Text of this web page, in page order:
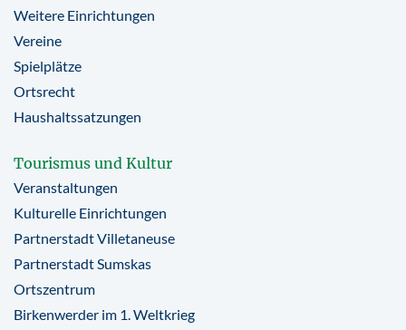
Weitere Einrichtungen
Vereine
Spielplätze
Ortsrecht
Haushaltssatzungen
Tourismus und Kultur
Veranstaltungen
Kulturelle Einrichtungen
Partnerstadt Villetaneuse
Partnerstadt Sumskas
Ortszentrum
Birkenwerder im 1. Weltkrieg